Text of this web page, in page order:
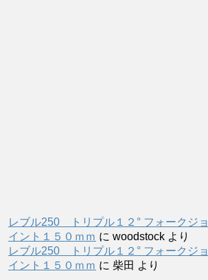
レブル250 トリプル１２° フォークジョ
イント１５０ｍｍ に woodstock より
レブル250 トリプル１２° フォークジョ
イント１５０ｍｍ に 柴田 より